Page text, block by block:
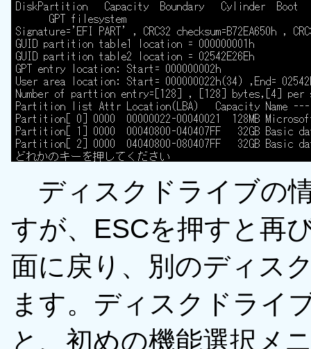
ディスクドライブの
すが、ESCを押すと再
面に戻り、別のディス
ます。ディスクドライ
と、初めの機能選択メ